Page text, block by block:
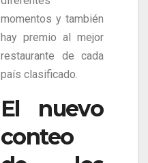
momentos y también
hay premio al mejor
restaurante de cada
país clasificado.
El nuevo
conteo